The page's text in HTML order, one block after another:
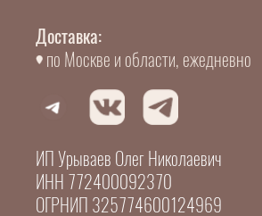
Доставка:
по Москве и области, ежедневно
ИП Урываев Олег Николаевич
ИНН 772400092370
ОГРНИП 325774600124969